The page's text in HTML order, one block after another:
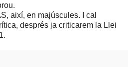
així, en majúscules. I cal
després ja criticarem la Llei